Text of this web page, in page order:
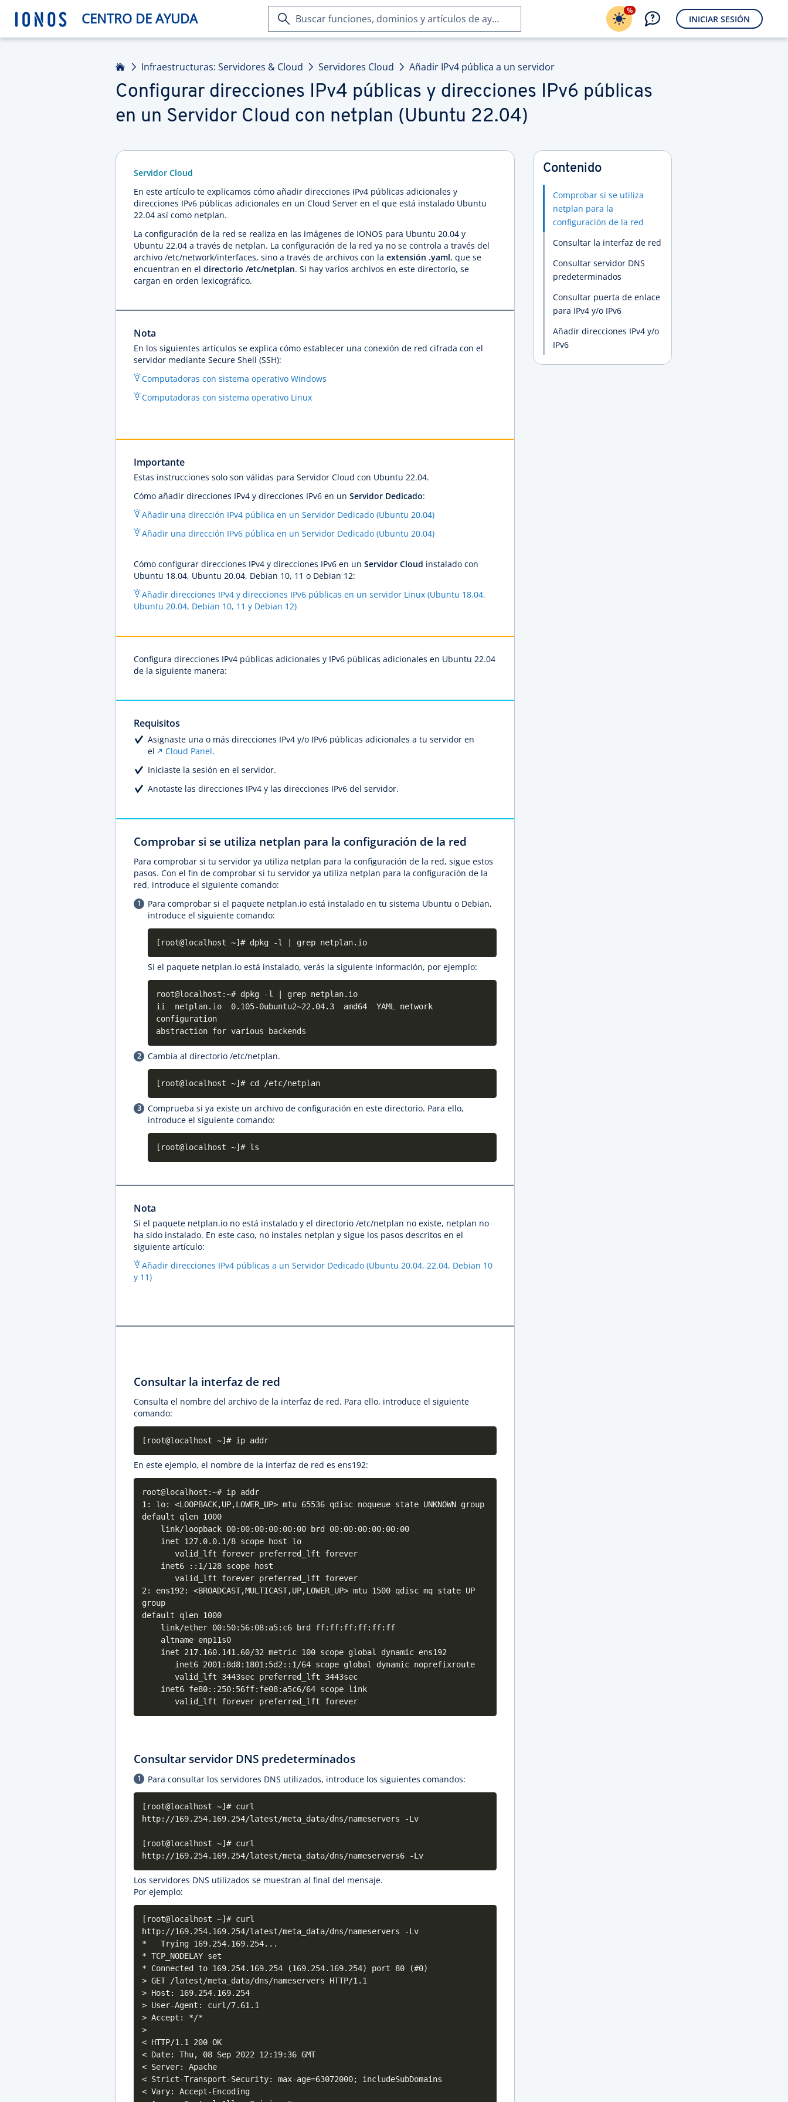
CENTRO DE AYUDA
Buscar
funciones,
artículos
ayuda
%
INICIAR SESIÓN
Infraestructuras: Servidores & Cloud Servidores Cloud Añadir IPv4 pública a un servidor
Configurar direcciones IPv4 públicas y direcciones IPv6 públicas
en un Servidor Cloud con netplan (Ubuntu 22.04)
Servidor Cloud
En este artículo te explicamos cómo añadir direcciones IPv4 públicas adicionales y
direcciones IPv6 públicas adicionales en un Cloud Server en el que está instalado Ubuntu
22.04 así como netplan.
La configuración de la red se realiza en las imágenes de IONOS para Ubuntu 20.04 y
Ubuntu 22.04 a través de netplan. La configuración de la red ya no se controla a través del
archivo /etc/network/interfaces, sino a través de archivos con la extensión .yaml, que se
encuentran en el directorio /etc/netplan. Si hay varios archivos en este directorio, se
cargan en orden lexicográfico.
Nota
En los siguientes artículos se explica cómo establecer una conexión de red cifrada con el
servidor mediante Secure Shell (SSH):
Computadoras con sistema operativo Windows
Computadoras con sistema operativo Linux
Importante
Estas instrucciones solo son válidas para Servidor Cloud con Ubuntu 22.04.
Cómo añadir direcciones IPv4 y direcciones IPv6 en un Servidor Dedicado:
Añadir una dirección IPv4 pública en un Servidor Dedicado (Ubuntu 20.04)
Añadir una dirección IPv6 pública en un Servidor Dedicado (Ubuntu 20.04)
Cómo configurar direcciones IPv4 y direcciones IPv6 en un Servidor Cloud instalado con
Ubuntu 18.04, Ubuntu 20.04, Debian 10, 11 o Debian 12:
Añadir direcciones IPv4 y direcciones IPv6 públicas en un servidor Linux (Ubuntu 18.04,
Ubuntu 20.04, Debian 10, 11 y Debian 12)
Configura direcciones IPv4 públicas adicionales y IPv6 públicas adicionales en Ubuntu 22.04
de la siguiente manera:
Requisitos
Asignaste una o más direcciones IPv4 y/o IPv6 públicas adicionales a tu servidor en
el
Cloud Panel.
Iniciaste la sesión en el servidor.
Anotaste las direcciones IPv4 y las direcciones IPv6 del servidor.
Comprobar si se utiliza netplan para la configuración de la red
Para comprobar si tu servidor ya utiliza netplan para la configuración de la red, sigue estos
pasos. Con el fin de comprobar si tu servidor ya utiliza netplan para la configuración de la
red, introduce el siguiente comando:
Para comprobar si el paquete netplan.io está instalado en tu sistema Ubuntu o Debian,
introduce el siguiente comando:
[root@localhost ~]# dpkg -l | grep netplan.io
Si el paquete netplan.io está instalado, verás la siguiente información, por ejemplo:
root@localhost:~# dpkg -l | grep netplan.io
ii netplan.io 0.105-0ubuntu2~22.04.3 amd64 YAML network
configuration
abstraction for various backends
Cambia al directorio /etc/netplan.
[root@localhost ~]# cd /etc/netplan
Comprueba si ya existe un archivo de configuración en este directorio. Para ello,
introduce el siguiente comando:
[root@localhost ~]# ls
Nota
Si el paquete netplan.io no está instalado y el directorio /etc/netplan no existe, netplan no
ha sido instalado. En este caso, no instales netplan y sigue los pasos descritos en el
siguiente artículo:
Añadir direcciones IPv4 públicas a un Servidor Dedicado (Ubuntu 20.04, 22.04, Debian 10
y 11)
Consultar la interfaz de red
Consulta el nombre del archivo de la interfaz de red. Para ello, introduce el siguiente
comando:
[root@localhost ~]# ip addr
En este ejemplo, el nombre de la interfaz de red es ens192:
root@localhost:~# ip addr
1: lo: <LOOPBACK,UP,LOWER_UP> mtu 65536 qdisc noqueue state UNKNOWN group
default qlen 1000
link/loopback 00:00:00:00:00:00 brd 00:00:00:00:00:00
inet 127.0.0.1/8 scope host lo
valid_lft forever preferred_lft forever
inet6 ::1/128 scope host
valid_lft forever preferred_lft forever
2: ens192: <BROADCAST,MULTICAST,UP,LOWER_UP> mtu 1500 qdisc mq state UP
group
default qlen 1000
link/ether 00:50:56:08:a5:c6 brd ff:ff:ff:ff:ff:ff
altname enp11s0
inet 217.160.141.60/32 metric 100 scope global dynamic ens192
inet6 2001:8d8:1801:5d2::1/64 scope global dynamic noprefixroute
valid_lft 3443sec preferred_lft 3443sec
inet6 fe80::250:56ff:fe08:a5c6/64 scope link
valid_lft forever preferred_lft forever
Consultar servidor DNS predeterminados
Para consultar los servidores DNS utilizados, introduce los siguientes comandos:
[root@localhost ~]# curl
http://169.254.169.254/latest/meta_data/dns/nameservers -Lv
[root@localhost ~]# curl
http://169.254.169.254/latest/meta_data/dns/nameservers6 -Lv
Los servidores DNS utilizados se muestran al final del mensaje.
Por ejemplo:
[root@localhost ~]# curl
http://169.254.169.254/latest/meta_data/dns/nameservers -Lv
* Trying 169.254.169.254...
* TCP_NODELAY set
* Connected to 169.254.169.254 (169.254.169.254) port 80 (#0)
> GET /latest/meta_data/dns/nameservers HTTP/1.1
> Host: 169.254.169.254
> User-Agent: curl/7.61.1
> Accept: */*
>
< HTTP/1.1 200 OK
< Date: Thu, 08 Sep 2022 12:19:36 GMT
< Server: Apache
< Strict-Transport-Security: max-age=63072000; includeSubDomains
< Vary: Accept-Encoding
Contenido
Comprobar si se utiliza
netplan para la
configuración de la red
Consultar la interfaz de red
Consultar servidor DNS
predeterminados
Consultar puerta de enlace
para IPv4 y/o IPv6
Añadir direcciones IPv4 y/o
IPv6